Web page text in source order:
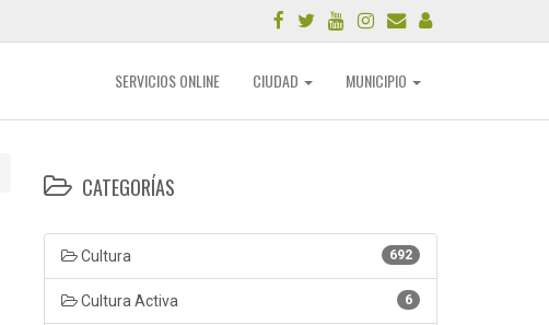
SERVICIOS ONLINE CIUDAD MUNICIPIO
CATEGORÍAS
692
Cultura
6
Cultura Activa